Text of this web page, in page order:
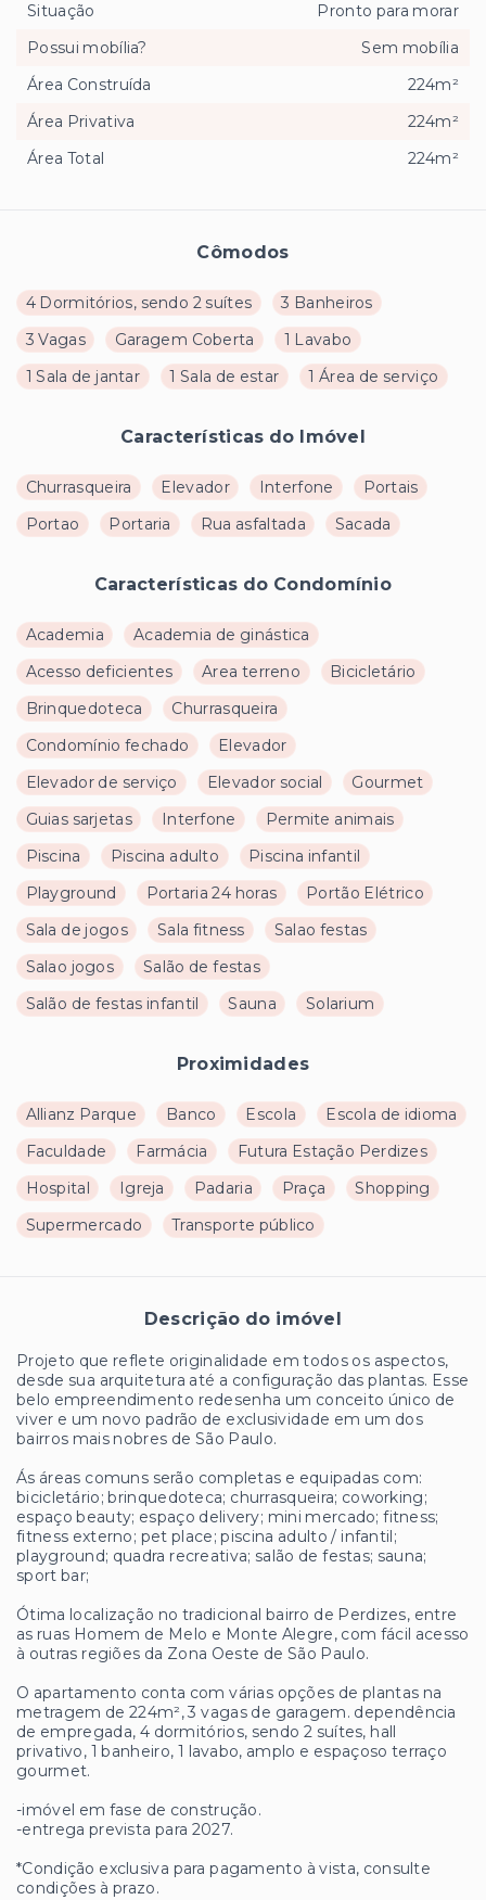
Cômodos
4 Dormitórios, sendo 2 suítes
3 Banheiros
3 Vagas
Garagem Coberta
1 Lavabo
1 Sala de jantar
1 Sala de estar 1 Área de serviço
Características do Imóvel
Churrasqueira Elevador Interfone
Portais
Portao
Portaria Rua asfaltada Sacada
Características do Condomínio
Academia
Academia de ginástica
Acesso deficientes
Area terreno
Bicicletário
Brinquedoteca
Churrasqueira
Condomínio fechado
Elevador
Elevador de serviço
Elevador social
Gourmet
Guias sarjetas
Interfone
Permite animais
Piscina
Piscina adulto
Piscina infantil
Playground
Portaria 24 horas
Portão Elétrico
Sala de jogos
Sala fitness
Salao festas
Salao jogos
Salão de festas
Salão de festas infantil
Sauna Solarium
Proximidades
Allianz Parque Banco Escola
Escola de idioma
Faculdade
Farmácia
Futura Estação Perdizes
Hospital
Igreja Padaria Praça
Shopping
Supermercado
Transporte público
Descrição do imóvel
Projeto que reflete originalidade em todos os aspectos,
desde sua arquitetura até a configuração das plantas. Esse
belo empreendimento redesenha um conceito único de
viver e um novo padrão de exclusividade em um dos
bairros mais nobres de São Paulo.
Ás áreas comuns serão completas e equipadas com:
bicicletário; brinquedoteca; churrasqueira; coworking;
espaço beauty; espaço delivery; mini mercado; fitness;
fitness externo; pet place; piscina adulto / infantil;
playground; quadra recreativa; salão de festas; sauna;
sport bar;
Ótima localização no tradicional bairro de Perdizes, entre
as ruas Homem de Melo e Monte Alegre, com fácil acesso
à outras regiões da Zona Oeste de São Paulo.
O apartamento conta com várias opções de plantas na
metragem de 224m², 3 vagas de garagem. dependência
de empregada, 4 dormitórios, sendo 2 suítes, hall
privativo, 1 banheiro, 1 lavabo, amplo e espaçoso terraço
gourmet.
-imóvel em fase de construção.
-entrega prevista para 2027.
*Condição exclusiva para pagamento à vista, consulte
condições à prazo.
Situação
Pronto para morar
Possui mobília?
Sem mobília
Área Construída
224m²
Área Privativa
224m²
Área Total
224m²